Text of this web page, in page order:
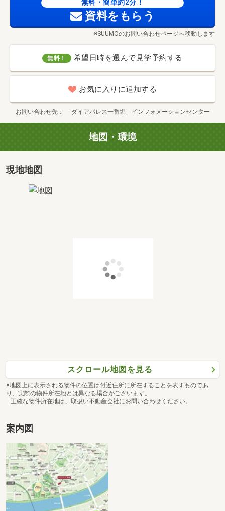
無料・簡単約2分！
資料をもらう
※SUUMOのお問い合わせページへ移動します
無料！ 希望日時を選んで見学予約する
お気に入りに追加する
お問い合わせ先 「ダイアパレス一番堀」インフォメーションセンター
地図・環境
現地地図
スクロール地図を見る
※地図上に表示される物件の位置は付近住所に所在することを表すものであ
り、実際の物件所在地とは異なる場合がございます。
正確な物件所在地は、取扱い不動産会社にお問い合わせください。
案内図